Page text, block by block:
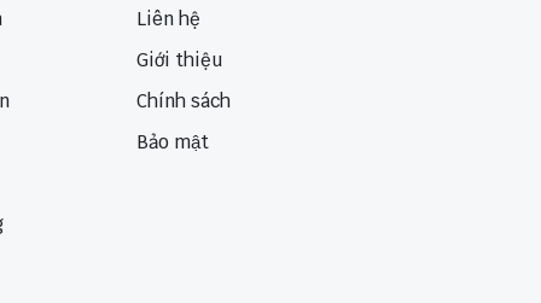
Liên hệ
Giới thiệu
Chính sách
Bảo mật